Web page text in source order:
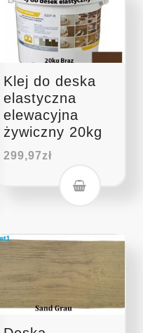
Klej do deska
elastyczna
elewacyjna
żywiczny 20kg
299,97zł